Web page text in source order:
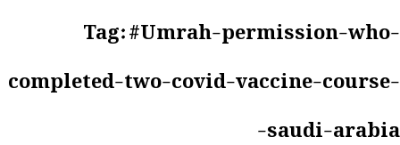
Tag:#Umrah-permission-who-
completed-two-covid-vaccine-course-
saudi-arabia-